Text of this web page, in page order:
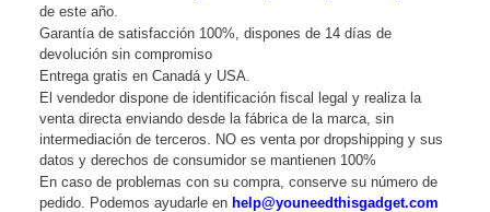
de este año.
Garantía de satisfacción 100%, dispones de 14 días de
devolución sin compromiso
Entrega gratis en Canadá y USA.
El vendedor dispone de identificación fiscal legal y realiza la
venta directa enviando desde la fábrica de la marca, sin
intermediación de terceros. NO es venta por dropshipping y sus
datos y derechos de consumidor se mantienen 100%
En caso de problemas con su compra, conserve su número de
pedido. Podemos ayudarle en help@youneedthisgadget.com